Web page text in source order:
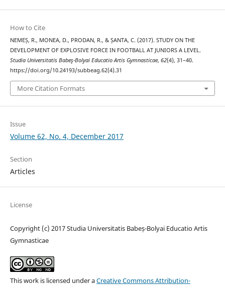
How to Cite
NEMEȘ, R., MONEA, D., PRODAN, R., & ȘANTA, C. (2017). STUDY ON THE
DEVELOPMENT OF EXPLOSIVE FORCE IN FOOTBALL AT JUNIORS A LEVEL.
Studia Universitatis Babeş-Bolyai Educatio Artis Gymnasticae, 62(4), 31–40.
https://doi.org/10.24193/subbeag.62(4).31
More Citation Formats
Issue
Volume 62, No. 4, December 2017
Section
Articles
License
Copyright (c) 2017 Studia Universitatis Babeș-Bolyai Educatio Artis
Gymnasticae
This work is licensed under aCreative Commons Attribution-